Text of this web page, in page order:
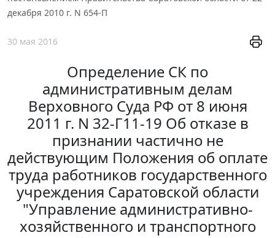
декабря 2010 г. N 654-П
30 мая 2016
Определение СК по
административным делам
Верховного Суда РФ от 8 июня
2011 г. N 32-Г11-19 Об отказе в
признании частично не
действующим Положения об оплате
труда работников государственного
учреждения Саратовской области
"Управление административно-
хозяйственного и транспортного